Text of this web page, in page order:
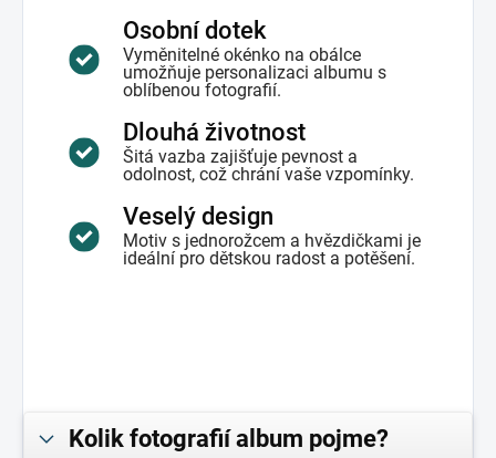
Osobní dotek
Vyměnitelné okénko na obálce
umožňuje personalizaci albumu s
oblíbenou fotografií.
Dlouhá životnost
Šitá vazba zajišťuje pevnost a
odolnost, což chrání vaše vzpomínky.
Veselý design
Motiv s jednorožcem a hvězdičkami je
ideální pro dětskou radost a potěšení.
Kolik fotografií album pojme?